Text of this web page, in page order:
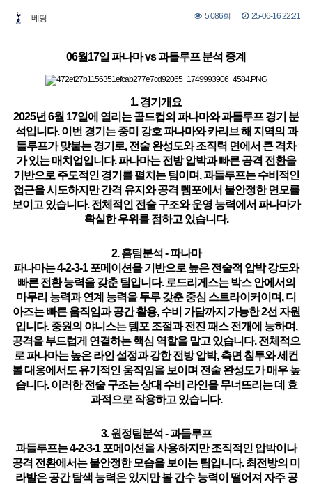
베팅 5,086회 25-06-16 22:21
06월17일 파나마 vs 과들루프 분석 중계
1. 경기개요
2025년 6월 17일에 열리는 골드컵의 파나마와 과들루프 경기 분
석입니다. 이번 경기는 중미 강호 파나마와 카리브 해 지역의 과
들루프가 맞붙는 경기로, 전술 완성도와 조직력 면에서 큰 격차
가 있는 매치업입니다. 파나마는 전방 압박과 빠른 공격 전환을
기반으로 주도적인 경기를 펼치는 팀이며, 과들루프는 수비적인
접근을 시도하지만 간격 유지와 공격 템포에서 불안정한 면모를
보이고 있습니다. 전체적인 전술 구조와 운영 능력에서 파나마가
확실한 우위를 점하고 있습니다.
2. 홈팀분석 - 파나마
파나마는4-2-3-1 포메이션을 기반으로 높은 전술적 압박 강도와
빠른 전환 능력을 갖춘 팀입니다. 로드리게스는박스 안에서의
마무리 능력과 연계 능력을 두루 갖춘 중심 스트라이커이며, 디
아즈는빠른 움직임과 공간 활용, 수비 가담까지 가능한 2선 자원
입니다. 중원의 야니스는템포 조절과 전진 패스 전개에 능하며,
공격을 부드럽게 연결하는 핵심 역할을 맡고 있습니다. 전체적으
로 파나마는높은 라인 설정과 강한 전방 압박,측면 침투와 세컨
볼 대응에서도 유기적인 움직임을 보이며 전술 완성도가 매우 높
습니다. 이러한 전술 구조는 상대 수비 라인을 무너뜨리는 데 효
과적으로 작용하고 있습니다.
3. 원정팀분석 - 과들루프
과들루프는4-2-3-1 포메이션을 사용하지만 조직적인 압박이나
공격 전환에서는 불안정한 모습을 보이는 팀입니다. 최전방의 미
라발은공간 탐색 능력은 있지만 볼 간수 능력이 떨어져 자주 공